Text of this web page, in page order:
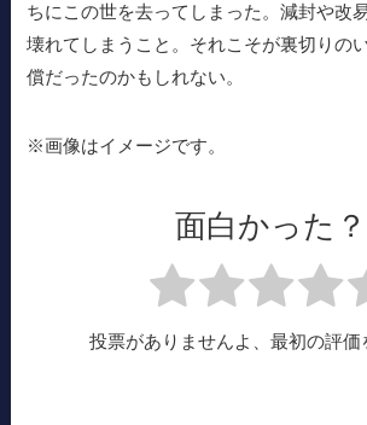
ちにこの世を去ってしまった。減封や改
壊れてしまうこと。それこそが裏切りの
償だったのかもしれない。
※画像はイメージです。
面白かった？
投票がありませんよ、最初の評価